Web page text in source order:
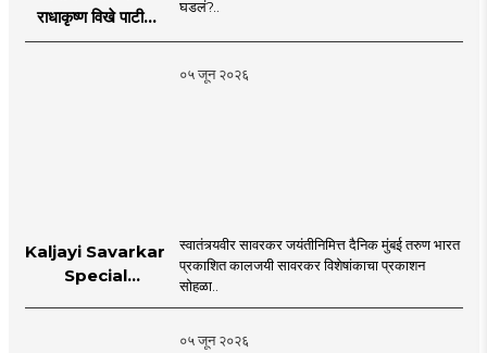
राधाकृष्ण विखे पाटील
यांच्या चर्चेत काय घडलं?
घडलं?..
०५ जून २०२६
Kaljayi Savarkar
Special
स्वातंत्र्यवीर सावरकर जयंतीनिमित्त दैनिक मुंबई तरुण भारत
प्रकाशित कालजयी सावरकर विशेषांकाचा प्रकाशन
सोहळा..
०५ जून २०२६